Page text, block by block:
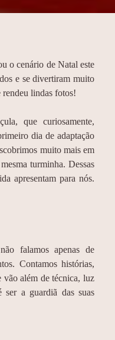
o cenário de Natal este
e se divertiram muito
lindas fotos!
que curiosamente,
dia de adaptação
muito mais em
turminha. Dessas
apresentam para nós.
falamos apenas de
Contamos histórias,
vão além de técnica, luz
a guardiã das suas